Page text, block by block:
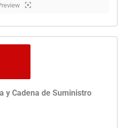
y Cadena de Suministro